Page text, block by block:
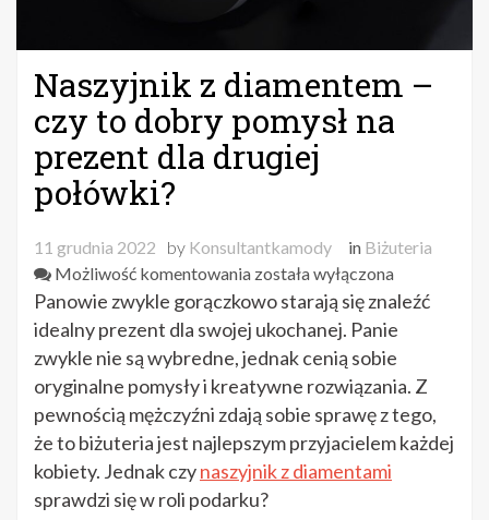
Naszyjnik z diamentem –
czy to dobry pomysł na
prezent dla drugiej
połówki?
11 grudnia 2022 by Konsultantkamody in Biżuteria
Możliwość komentowania Naszyjnik
z
diamentem
–
to
dobry
pomysł
na
prezent
została wyłączona
Panowie zwykle gorączkowo starają się znaleźć
idealny prezent dla swojej ukochanej. Panie
zwykle nie są wybredne, jednak cenią sobie
oryginalne pomysły i kreatywne rozwiązania. Z
pewnością mężczyźni zdają sobie sprawę z tego,
że to biżuteria jest najlepszym przyjacielem każdej
kobiety. Jednak czynaszyjnik z diamentami
sprawdzi się w roli podarku?